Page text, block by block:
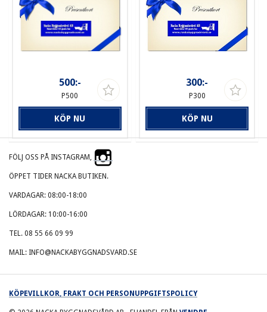
500:-
P500
KÖP NU
300:-
P300
KÖP NU
FÖLJ OSS PÅ INSTAGRAM,
ÖPPET TIDER NACKA BUTIKEN.
VARDAGAR: 08:00-18:00
LÖRDAGAR: 10:00-16:00
TEL. 08 55 66 09 99
MAIL: INFO@NACKABYGGNADSVARD.SE
KÖPEVILLKOR, FRAKT OCH PERSONUPPGIFTSPOLICY